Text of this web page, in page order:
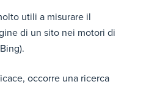
utili a misurare il
di un sito nei motori di
occorre una ricerca